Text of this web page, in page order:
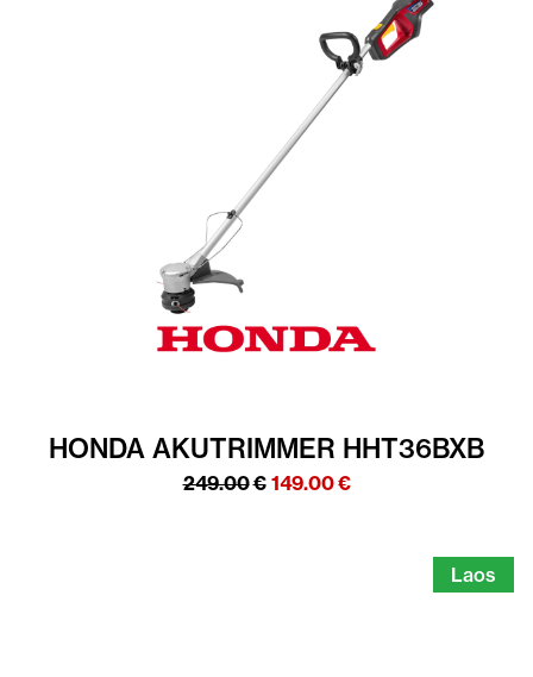
HONDA AKUTRIMMER HHT36BXB
249.00€ Algne
149.00€Praegune
Laos